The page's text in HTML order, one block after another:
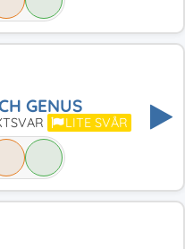
GENUS
LITE SVÅR